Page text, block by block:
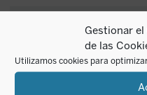
Gestionar
de las
Utilizamos cookies para
¿Quieres
nuestras